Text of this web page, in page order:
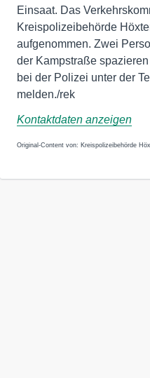
Einsaat. Das
Kreispolizeibehörde
aufgenommen. Zwei
der Kampstraße
bei der Polizei unter der
melden./rek
Kontaktdaten anzeigen
Original-Content von: Kreispolizeibehörde